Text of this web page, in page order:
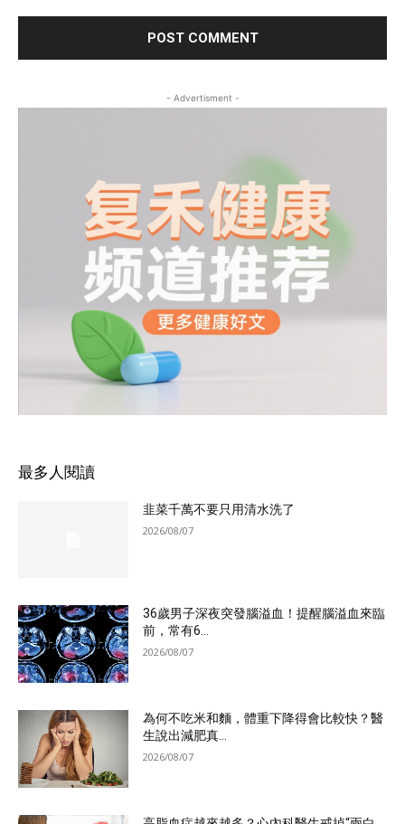
- Advertisment -
最多人閱讀
韭菜千萬不要只用清水洗了
2026/08/07
36歲男子深夜突發腦溢血！提醒腦溢血來臨
前，常有6...
2026/08/07
為何不吃米和麵，體重下降得會比較快？醫
生說出減肥真...
2026/08/07